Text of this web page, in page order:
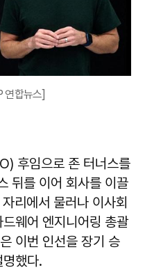
연합뉴스]
후임으로 존 터너스를
뒤를 이어 회사를 이끌
리에서 물러나 이사회
웨어 엔지니어링 총괄
이번 인선을 장기 승
했다.